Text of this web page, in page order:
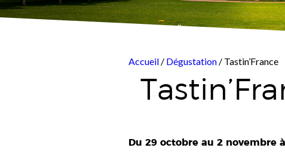
Accueil / Dégustation / Tastin’France
Du 29 octobre au 2 novembre